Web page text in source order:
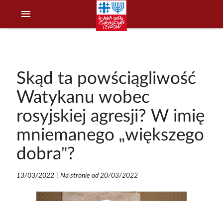
menu
Skąd ta powściągliwość
Watykanu wobec
rosyjskiej agresji? W imię
mniemanego „większego
dobra”?
13/03/2022| Na stronie od 20/03/2022